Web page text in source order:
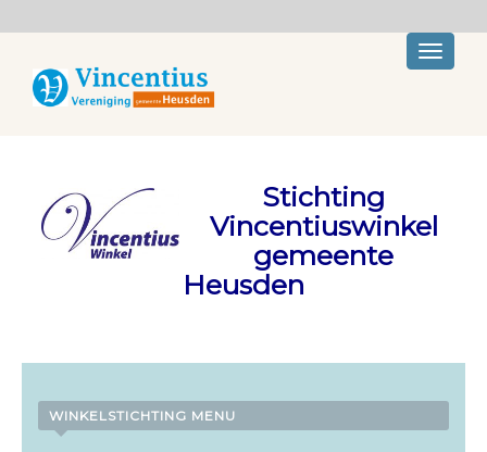
Toggle
Stichting
Vincentiuswinkel
gemeente
Heusden
WINKELSTICHTING MENU